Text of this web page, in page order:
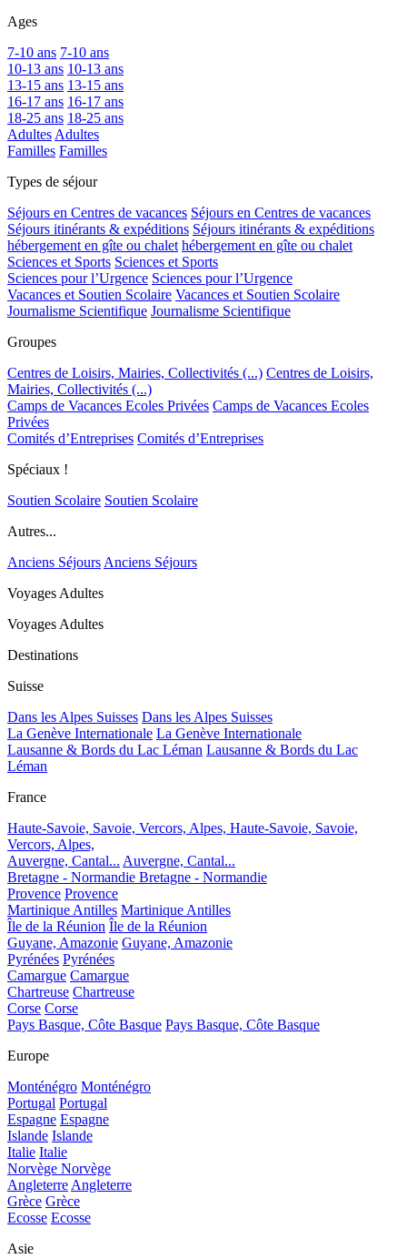
Ages
7-10 ans 7-10 ans
10-13 ans 10-13 ans
13-15 ans 13-15 ans
16-17 ans 16-17 ans
18-25 ans 18-25 ans
AdultesAdultes
Familles Familles
Types de séjour
Séjours en Centres de vacances Séjours en Centres de vacances
Séjours itinérants & expéditions Séjours itinérants & expéditions
hébergement en gîte ou chalet hébergement en gîte ou chalet
Sciences et Sports Sciences et Sports
Sciences pour l’Urgence Sciences pour l’Urgence
Vacances et Soutien Scolaire Vacances et Soutien Scolaire
Journalisme Scientifique Journalisme Scientifique
Groupes
Centres de Loisirs, Mairies, Collectivités (...) Centres de Loisirs,
Mairies, Collectivités (...)
Camps de Vacances Ecoles Privées Camps de Vacances Ecoles
Privées
Comités d’Entreprises Comités d’Entreprises
Spéciaux !
Soutien Scolaire Soutien Scolaire
Autres...
Anciens SéjoursAnciens Séjours
Voyages Adultes
Voyages Adultes
Destinations
Suisse
Dans les Alpes Suisses Dans les Alpes Suisses
La Genève Internationale La Genève Internationale
Lausanne & Bords du Lac Léman Lausanne & Bords du Lac
Léman
France
Haute-Savoie, Savoie, Vercors, Alpes, Haute-Savoie, Savoie,
Vercors, Alpes,
Auvergne, Cantal... Auvergne, Cantal...
Bretagne - Normandie Bretagne - Normandie
Provence Provence
Martinique Antilles Martinique Antilles
Île de la Réunion Île de la Réunion
Guyane, Amazonie Guyane, Amazonie
Pyrénées Pyrénées
Camargue Camargue
Chartreuse Chartreuse
Corse Corse
Pays Basque, Côte Basque Pays Basque, Côte Basque
Europe
Monténégro Monténégro
Portugal Portugal
Espagne Espagne
Islande Islande
Italie Italie
Norvège Norvège
AngleterreAngleterre
Grèce Grèce
Ecosse Ecosse
Asie